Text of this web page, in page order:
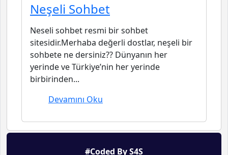
Neşeli Sohbet
Neseli sohbet resmi bir sohbet
sitesidir.Merhaba değerli dostlar, neşeli bir
sohbete ne dersiniz?? Dünyanın her
yerinde ve Türkiye’nin her yerinde
birbirinden...
Devamını Oku
#Coded By S4S